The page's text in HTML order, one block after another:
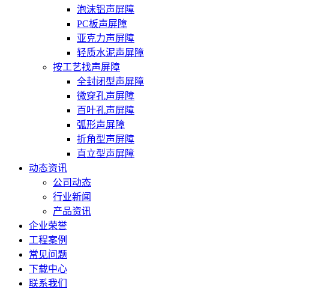
泡沫铝声屏障
PC板声屏障
亚克力声屏障
轻质水泥声屏障
按工艺找声屏障
全封闭型声屏障
微穿孔声屏障
百叶孔声屏障
弧形声屏障
折角型声屏障
直立型声屏障
动态资讯
公司动态
行业新闻
产品资讯
企业荣誉
工程案例
常见问题
下载中心
联系我们